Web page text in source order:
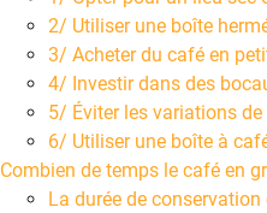
2/ Utiliser une boîte
3/ Acheter du café en
4/ Investir dans des
5/ Éviter les variations
6/ Utiliser une boîte à
Combien de temps le café en
La durée de